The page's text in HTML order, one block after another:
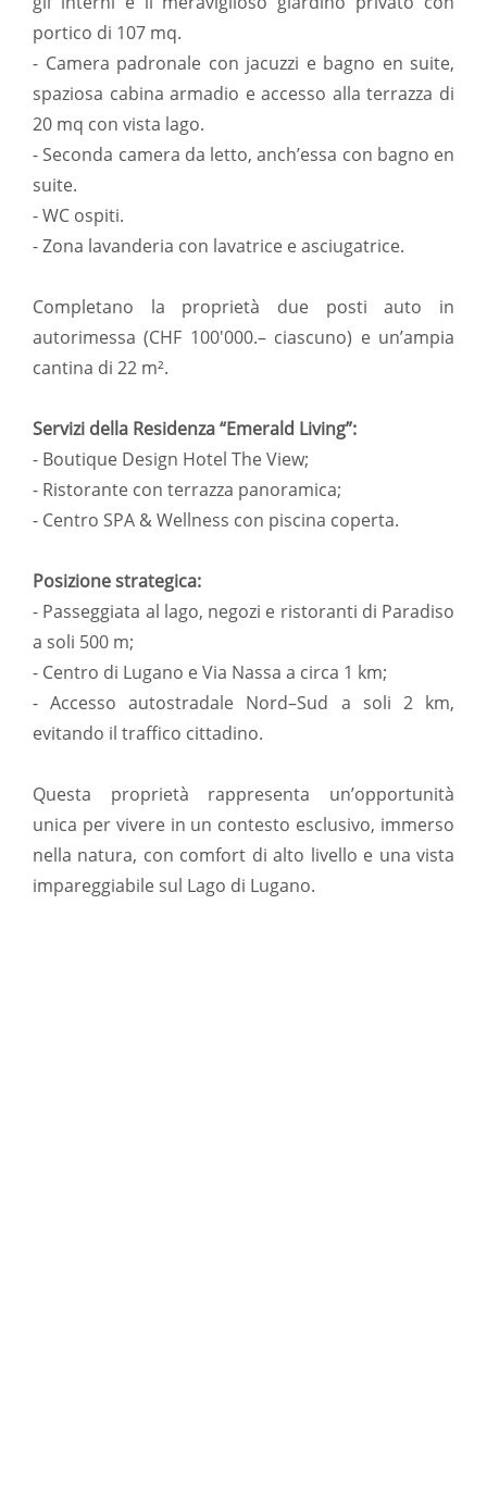
portico di 107 mq.
- Camera padronale con jacuzzi e bagno en suite,
spaziosa cabina armadio e accesso alla terrazza di
20 mq con vista lago.
- Seconda camera da letto, anch’essa con bagno en
suite.
- WC ospiti.
- Zona lavanderia con lavatrice e asciugatrice.
Completano la proprietà due posti auto in
autorimessa (CHF 100'000.– ciascuno) e un’ampia
cantina di 22 m².
Servizi della Residenza “Emerald Living”:
- Boutique Design Hotel The View;
- Ristorante con terrazza panoramica;
- Centro SPA & Wellness con piscina coperta.
Posizione strategica:
- Passeggiata al lago, negozi e ristoranti di Paradiso
a soli 500 m;
- Centro di Lugano e Via Nassa a circa 1 km;
- Accesso autostradale Nord–Sud a soli 2 km,
evitando il traffico cittadino.
Questa proprietà rappresenta un’opportunità
unica per vivere in un contesto esclusivo, immerso
nella natura, con comfort di alto livello e una vista
impareggiabile sul Lago di Lugano.